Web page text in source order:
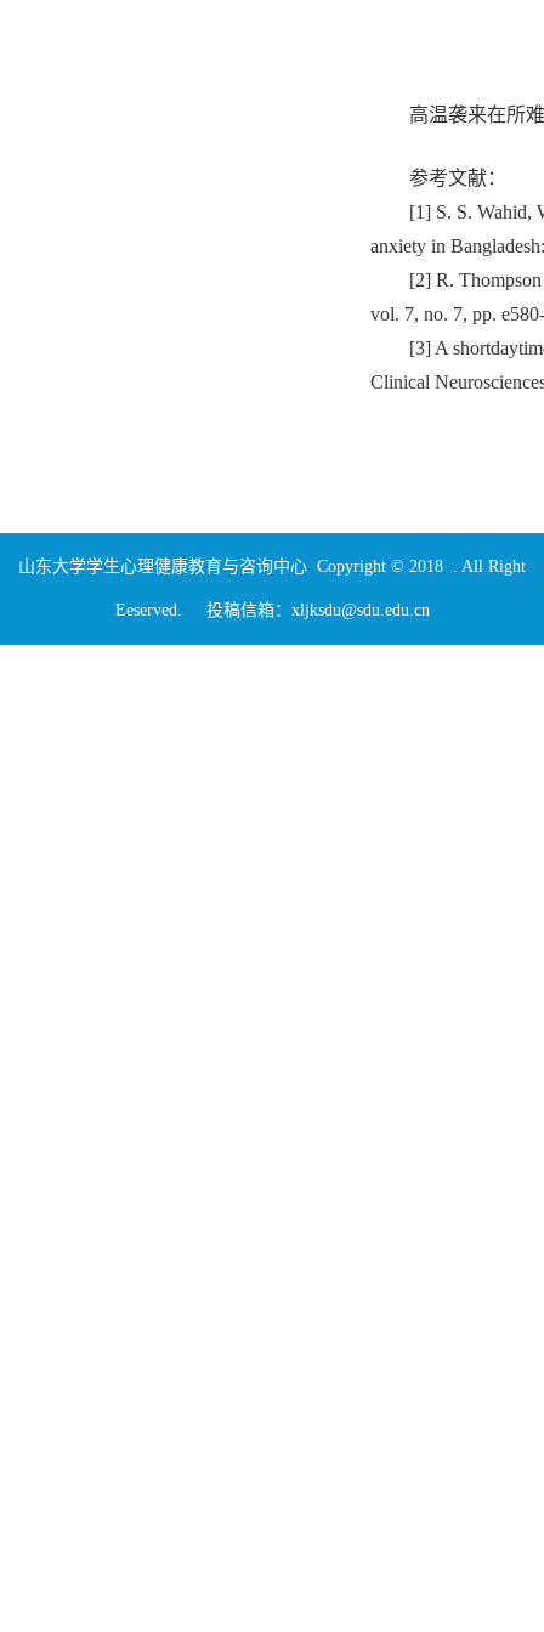
高温袭来在所
参考文献：
[1] S. S. Wahid,
anxiety in
[2] R. Thompson
vol. 7, no. 7, pp.
[3] A
Clinical
山东大学学生心理健康教育与咨询中心 Copyright © 2018 . All Right
Eeserved. 投稿信箱：xljksdu@sdu.edu.cn